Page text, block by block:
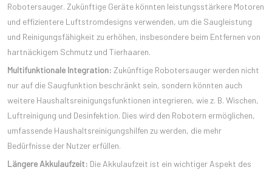
Robotersauger. Zukünftige Geräte könnten leistungsstärkere Motoren
und effizientere Luftstromdesigns verwenden, um die Saugleistung
und Reinigungsfähigkeit zu erhöhen, insbesondere beim Entfernen von
hartnäckigem Schmutz und Tierhaaren.
Multifunktionale Integration: Zukünftige Robotersauger werden nicht
nur auf die Saugfunktion beschränkt sein, sondern könnten auch
weitere Haushaltsreinigungsfunktionen integrieren, wie z. B. Wischen,
Luftreinigung und Desinfektion. Dies wird den Robotern ermöglichen,
umfassende Haushaltsreinigungshilfen zu werden, die mehr
Bedürfnisse der Nutzer erfüllen.
Längere Akkulaufzeit: Die Akkulaufzeit ist ein wichtiger Aspekt des